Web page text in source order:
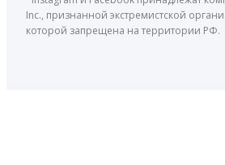
Inc., признанной экстремистской
которой запрещена на территории РФ.